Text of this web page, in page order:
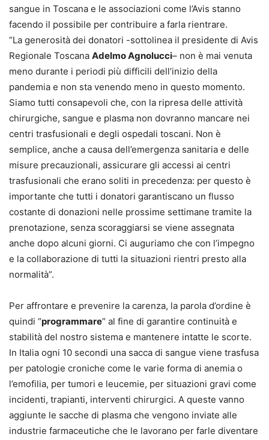
sangue in Toscana e le associazioni come l’Avis stanno
facendo il possibile per contribuire a farla rientrare.
“La generosità dei donatori -sottolinea il presidente di Avis
Regionale Toscana Adelmo Agnolucci– non è mai venuta
meno durante i periodi più difficili dell’inizio della
pandemia e non sta venendo meno in questo momento.
Siamo tutti consapevoli che, con la ripresa delle attività
chirurgiche, sangue e plasma non dovranno mancare nei
centri trasfusionali e degli ospedali toscani. Non è
semplice, anche a causa dell’emergenza sanitaria e delle
misure precauzionali, assicurare gli accessi ai centri
trasfusionali che erano soliti in precedenza: per questo è
importante che tutti i donatori garantiscano un flusso
costante di donazioni nelle prossime settimane tramite la
prenotazione, senza scoraggiarsi se viene assegnata
anche dopo alcuni giorni. Ci auguriamo che con l’impegno
e la collaborazione di tutti la situazioni rientri presto alla
normalità”.
Per affrontare e prevenire la carenza, la parola d’ordine è
quindi “programmare” al fine di garantire continuità e
stabilità del nostro sistema e mantenere intatte le scorte.
In Italia ogni 10 secondi una sacca di sangue viene trasfusa
per patologie croniche come le varie forma di anemia o
l’emofilia, per tumori e leucemie, per situazioni gravi come
incidenti, trapianti, interventi chirurgici. A queste vanno
aggiunte le sacche di plasma che vengono inviate alle
industrie farmaceutiche che le lavorano per farle diventare